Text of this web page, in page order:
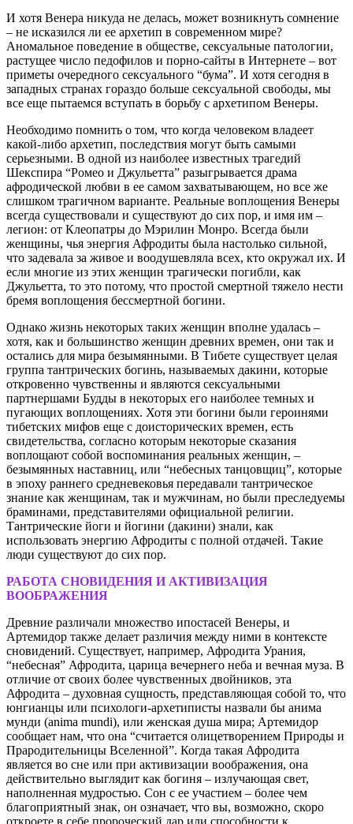
И хотя Венера никуда не делась, может возникнуть сомнение
– не исказился ли ее архетип в современном мире?
Аномальное поведение в обществе, сексуальные патологии,
растущее число педофилов и порно-сайты в Интернете – вот
приметы очередного сексуального “бума”. И хотя сегодня в
западных странах гораздо больше сексуальной свободы, мы
все еще пытаемся вступать в борьбу с архетипом Венеры.
Необходимо помнить о том, что когда человеком владеет
какой-либо архетип, последствия могут быть самыми
серьезными. В одной из наиболее известных трагедий
Шекспира “Ромео и Джульетта” разыгрывается драма
афродической любви в ее самом захватывающем, но все же
слишком трагичном варианте. Реальные воплощения Венеры
всегда существовали и существуют до сих пор, и имя им –
легион: от Клеопатры до Мэрилин Монро. Всегда были
женщины, чья энергия Афродиты была настолько сильной,
что задевала за живое и воодушевляла всех, кто окружал их. И
если многие из этих женщин трагически погибли, как
Джульетта, то это потому, что простой смертной тяжело нести
бремя воплощения бессмертной богини.
Однако жизнь некоторых таких женщин вполне удалась –
хотя, как и большинство женщин древних времен, они так и
остались для мира безымянными. В Тибете существует целая
группа тантрических богинь, называемых дакини, которые
откровенно чувственны и являются сексуальными
партнершами Будды в некоторых его наиболее темных и
пугающих воплощениях. Хотя эти богини были героинями
тибетских мифов еще с доисторических времен, есть
свидетельства, согласно которым некоторые сказания
воплощают собой воспоминания реальных женщин, –
безымянных наставниц, или “небесных танцовщиц”, которые
в эпоху раннего средневековья передавали тантрическое
знание как женщинам, так и мужчинам, но были преследуемы
браминами, представителями официальной религии.
Тантрические йоги и йогини (дакини) знали, как
использовать энергию Афродиты с полной отдачей. Такие
люди существуют до сих пор.
РАБОТА СНОВИДЕНИЯ И АКТИВИЗАЦИЯ
ВООБРАЖЕНИЯ
Древние различали множество ипостасей Венеры, и
Артемидор также делает различия между ними в контексте
сновидений. Существует, например, Афродита Урания,
“небесная” Афродита, царица вечернего неба и вечная муза. В
отличие от своих более чувственных двойников, эта
Афродита – духовная сущность, представляющая собой то, что
юнгианцы или психологи-архетиписты назвали бы анима
мунди (anima mundi), или женская душа мира; Артемидор
сообщает нам, что она “считается олицетворением Природы и
Прародительницы Вселенной”. Когда такая Афродита
является во сне или при активизации воображения, она
действительно выглядит как богиня – излучающая свет,
наполненная мудростью. Сон с ее участием – более чем
благоприятный знак, он означает, что вы, возможно, скоро